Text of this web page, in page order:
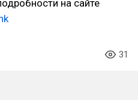
на сайте
31